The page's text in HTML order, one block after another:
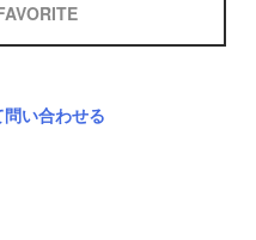
い合わせる